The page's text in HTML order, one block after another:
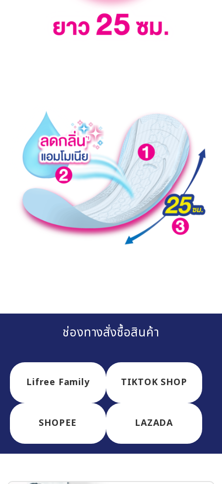
ช่องทางสั่งซื้อสินค้า
Lifree Family TIKTOK SHOP
SHOPEE LAZADA